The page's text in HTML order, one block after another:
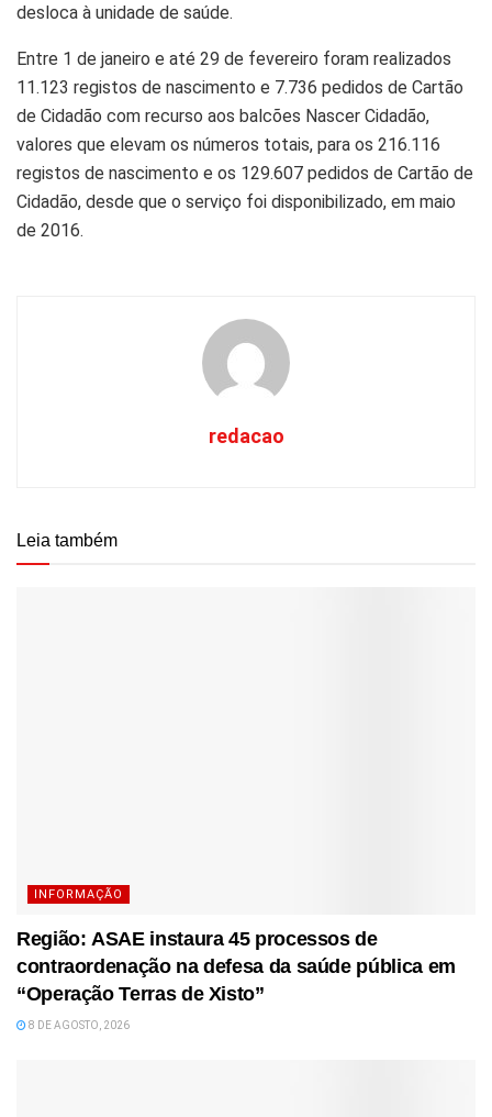
desloca à unidade de saúde.
Entre 1 de janeiro e até 29 de fevereiro foram realizados
11.123 registos de nascimento e 7.736 pedidos de Cartão
de Cidadão com recurso aos balcões Nascer Cidadão,
valores que elevam os números totais, para os 216.116
registos de nascimento e os 129.607 pedidos de Cartão de
Cidadão, desde que o serviço foi disponibilizado, em maio
de 2016.
redacao
Leia também
INFORMAÇÃO
Região: ASAE instaura 45 processos de
contraordenação na defesa da saúde pública em
“Operação Terras de Xisto”
8 DE AGOSTO, 2026